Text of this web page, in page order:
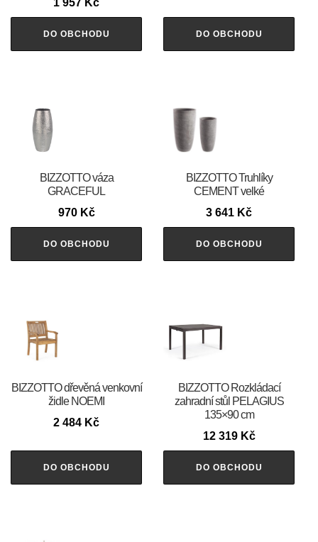
DO OBCHODU DO OBCHODU
BIZZOTTO váza
GRACEFUL
970 Kč
DO OBCHODU
BIZZOTTO Truhlíky
CEMENT velké
3 641 Kč
DO OBCHODU
BIZZOTTO dřevěná venkovní
židle NOEMI
2 484 Kč
DO OBCHODU
BIZZOTTO Rozkládací
zahradní stůl PELAGIUS
135×90 cm
12 319 Kč
DO OBCHODU